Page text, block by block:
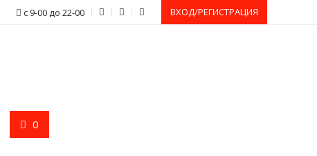
с 9-00 до 22-00 ВХОД/РЕГИСТРАЦИЯ
0